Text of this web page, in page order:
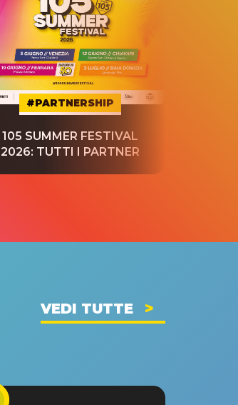
#PARTNERSHIP
105 SUMMER FESTIVAL
2026: TUTTI I PARTNER
VEDI TUTTE